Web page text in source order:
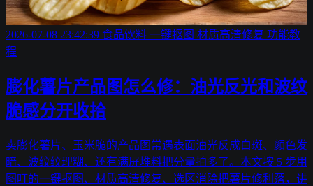
2026-07-08 23:42:39 食品饮料 一键抠图 材质高清修复 功能教
程
膨化薯片产品图怎么修：油光反光和波纹
脆感分开收拾
卖膨化薯片、玉米脆的产品图常遇表面油光反成白斑、颜色发
暗、波纹纹理糊、还有满屏堆料把分量拍多了。本文按 5 步用
图叮的一键抠图、材质高清修复、选区消除把薯片修利落，讲